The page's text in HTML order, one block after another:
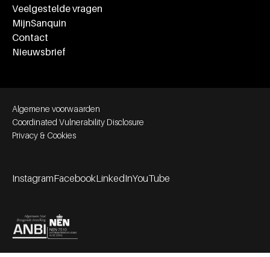
Veelgestelde vragen
MijnSanquin
Contact
Nieuwsbrief
Footer bottom navigation
Algemene voorwaarden
Coordinated Vulnerability Disclosure
Privacy & Cookies
InstagramFacebookLinkedInYouTube
Partners